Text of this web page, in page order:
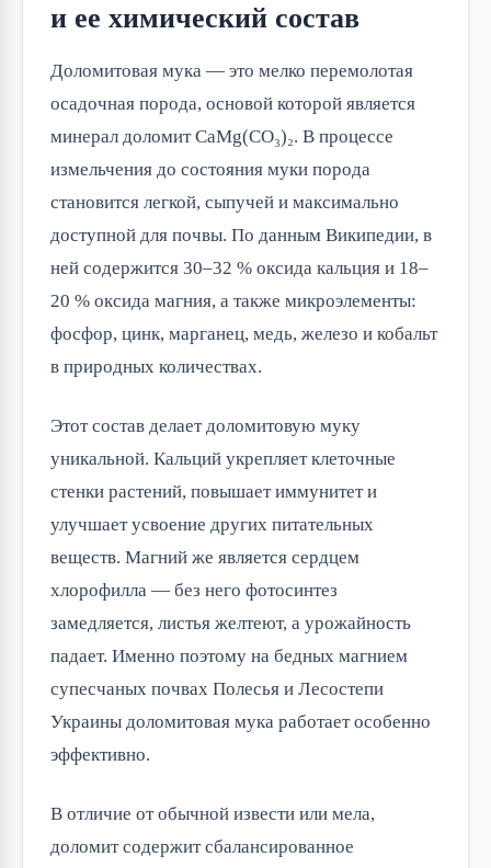
и ее химический состав
Доломитовая мука — это мелко перемолотая
осадочная порода, основой которой является
минерал доломит CaMg(CO₃)₂. В процессе
измельчения до состояния муки порода
становится легкой, сыпучей и максимально
доступной для почвы. По данным Википедии, в
ней содержится 30–32 % оксида кальция и 18–
20 % оксида магния, а также микроэлементы:
фосфор, цинк, марганец, медь, железо и кобальт
в природных количествах.
Этот состав делает доломитовую муку
уникальной. Кальций укрепляет клеточные
стенки растений, повышает иммунитет и
улучшает усвоение других питательных
веществ. Магний же является сердцем
хлорофилла — без него фотосинтез
замедляется, листья желтеют, а урожайность
падает. Именно поэтому на бедных магнием
супесчаных почвах Полесья и Лесостепи
Украины доломитовая мука работает особенно
эффективно.
В отличие от обычной извести или мела,
доломит содержит сбалансированное